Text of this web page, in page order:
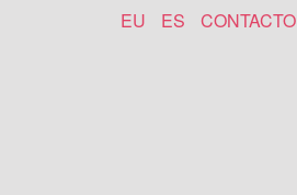
EU ES CONTACTO